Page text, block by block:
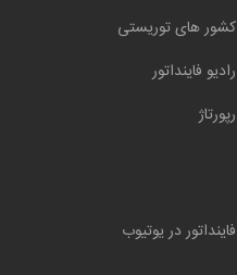
کشور های توریستی
رادیو فاینداتور
رپورتاژ
فاینداتور در یوتیوب